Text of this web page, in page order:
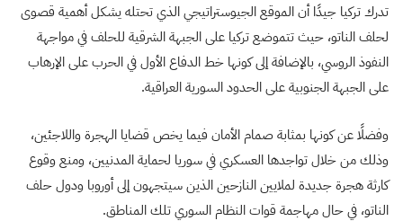
تدرك تركيا جيدًا أن الموقع الجيوستراتيجي الذي تحتله يشكل أهمية قصوى
لحلف الناتو، حيث تتموضع تركيا على الجبهة الشرقية للحلف في مواجهة
النفوذ الروسي، بالإضافة إلى كونها خط الدفاع الأول في الحرب على الإرهاب
على الجبهة الجنوبية على الحدود السورية العراقية.
وفضلًا عن كونها بمثابة صمام الأمان فيما يخص قضايا الهجرة واللاجئين،
وذلك من خلال تواجدها العسكري في سوريا لحماية المدنيين، ومنع وقوع
كارثة هجرة جديدة لملايين النازحين الذين سيتجهون إلى أوروبا ودول حلف
الناتو، في حال مهاجمة قوات النظام السوري تلك المناطق.